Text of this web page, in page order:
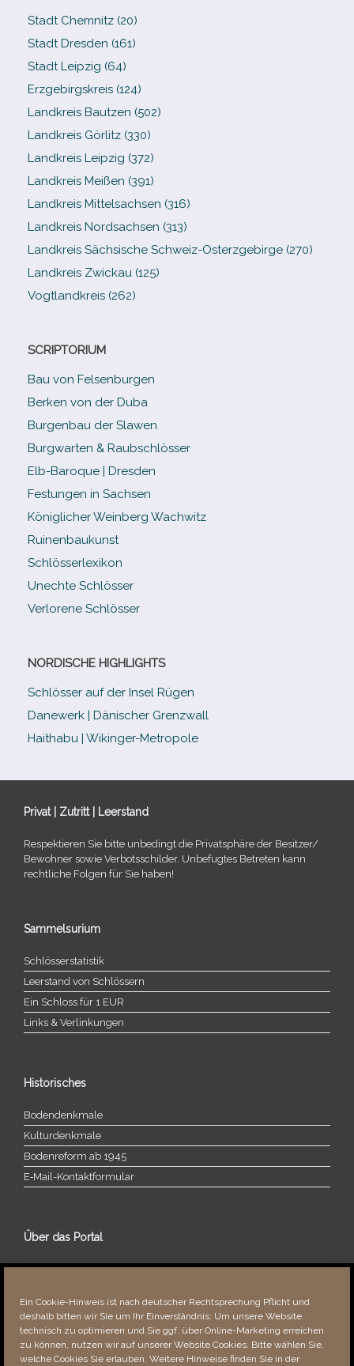
Ein Cookie-Hinweis ist nach deutscher Rechtsprechung Pflicht und
deshalb bitten wir Sie um Ihr Einverständnis: Um unsere Website
technisch zu optimieren und Sie ggf. über Online-Marketing erreichen
zu können, nutzen wir auf unserer Website Cookies. Bitte wählen Sie,
welche Cookies Sie erlauben. Weitere Hinweise finden Sie in der
Stadt Chemnitz (20)
Stadt Dresden (161)
Stadt Leipzig (64)
Erzgebirgskreis (124)
Landkreis Bautzen (502)
Landkreis Görlitz (330)
Landkreis Leipzig (372)
Landkreis Meißen (391)
Landkreis Mittelsachsen (316)
Landkreis Nordsachsen (313)
Landkreis Sächsische Schweiz-​Osterzgebirge (270)
Landkreis Zwickau (125)
Vogtlandkreis (262)
SCRIPTORIUM
Bau von Felsenburgen
Berken von der Duba
Burgenbau der Slawen
Burgwarten & Raubschlösser
Elb-​Baroque | Dresden
Festungen in Sachsen
Königlicher Weinberg Wachwitz
Ruinenbaukunst
Schlösserlexikon
Unechte Schlösser
Verlorene Schlösser
NORDISCHE HIGHLIGHTS
Schlösser auf der Insel Rügen
Danewerk | Dänischer Grenzwall
Haithabu | Wikinger-Metropole
Privat | Zutritt | Leerstand
Respektieren Sie bitte unbe­dingt die Privatsphäre der Besitzer/​
Bewohner sowie Verbotsschilder. Unbefugtes Betreten kann
recht­li­che Folgen für Sie haben!
Sammelsurium
Schlösserstatistik
Leerstand von Schlössern
Ein Schloss für 1 EUR
Links & Verlinkungen
Historisches
Bodendenkmale
Kulturdenkmale
Bodenreform ab 1945
E‑Mail-​​Kontaktformular
Über das Portal
Über dieses Portal
Fehler bemerkt?